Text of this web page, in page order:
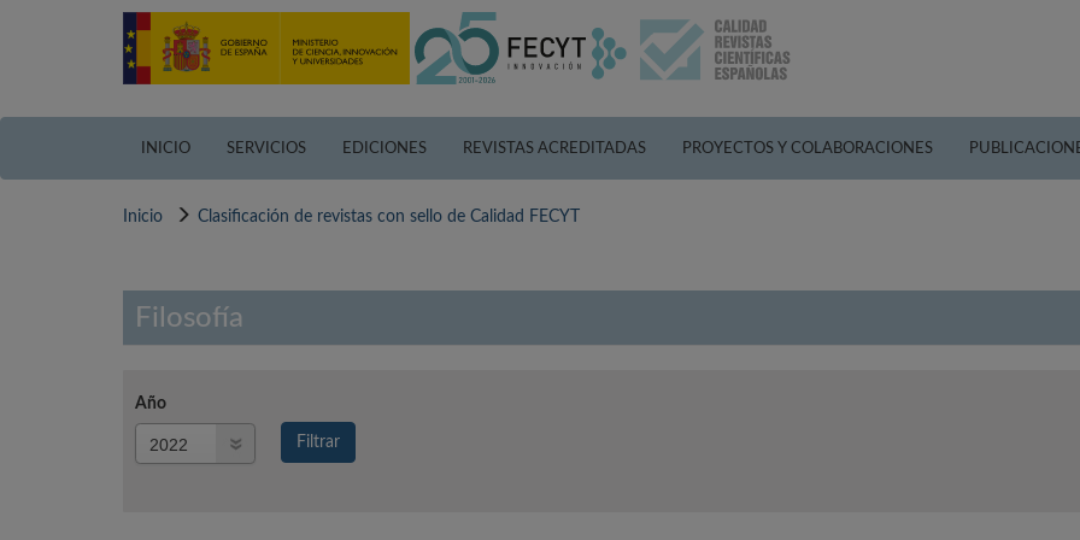
INICIO SERVICIOS EDICIONES REVISTAS ACREDITADAS PROYECTOS Y COLABORACIONES
Inicio Clasificación de revistas con sello de Calidad FECYT
Filosofía
Año
Filtrar